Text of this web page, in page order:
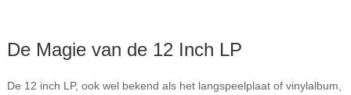
De Magie van de 12 Inch LP
De 12 inch LP, ook wel bekend als het langspeelplaat of vinylalbum,